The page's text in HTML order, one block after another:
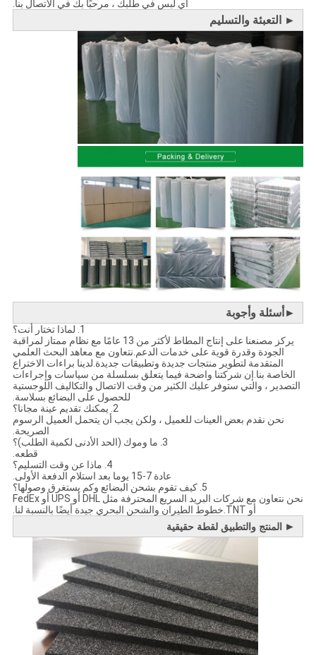
أي لبس في طلبك ، مرحبًا بك في الاتصال بنا.
► التعبئة والتسليم
►أسئلة وأجوبة
1. لماذا تختار أنت؟
يركز مصنعنا على إنتاج المطاط لأكثر من 13 عامًا مع نظام ممتاز لمراقبة
الجودة وقدرة قوية على خدمات الدعم.نتعاون مع معاهد البحث العلمي
المتقدمة لتطوير منتجات جديدة وتطبيقات جديدة.لدينا براءات الاختراع
الخاصة بنا.إن شركتنا واضحة فيما يتعلق بسلسلة من سياسات وإجراءات
التصدير ، والتي ستوفر عليك الكثير من وقت الاتصال والتكاليف اللوجستية
للحصول على البضائع بسلاسة.
2. يمكنك تقديم عينة مجانا؟
نحن نقدم بعض العينات للعميل ، ولكن يجب أن يتحمل العميل الرسوم
الصريحة.
3. ما وموك (الحد الأدنى لكمية الطلب)؟
قطعه.
4. ماذا عن وقت التسليم؟
عادة 7-15 يوما بعد استلام الدفعة الأولى.
5. كيف تقوم بشحن البضائع وكم يستغرق وصولها؟
نحن نتعاون مع شركات البريد السريع المحترفة مثل DHL أو UPS أو FedEx
أو TNT.خطوط الطيران والشحن البحري جيدة أيضًا بالنسبة لنا.
► المنتج والتطبيق لقطة حقيقية